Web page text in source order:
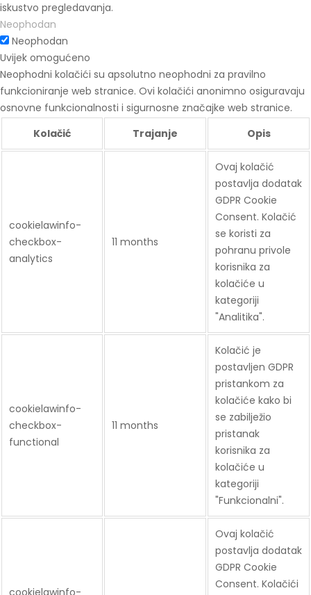
iskustvo pregledavanja.
Neophodan
Neophodan
Uvijek omogućeno
Neophodni kolačići su apsolutno neophodni za pravilno
funkcioniranje web stranice. Ovi kolačići anonimno osiguravaju
osnovne funkcionalnosti i sigurnosne značajke web stranice.
Kolačić
Trajanje Opis
cookielawinfo-
checkbox-
analytics
11 months
Ovaj kolačić
postavlja dodatak
GDPR Cookie
Consent. Kolačić
se koristi za
pohranu privole
korisnika za
kolačiće u
kategoriji
"Analitika".
cookielawinfo-
checkbox-
functional
11 months
Kolačić je
postavljen GDPR
pristankom za
kolačiće kako bi
se zabilježio
pristanak
korisnika za
kolačiće u
kategoriji
"Funkcionalni".
Ovaj kolačić
postavlja dodatak
GDPR Cookie
Consent. Kolačići